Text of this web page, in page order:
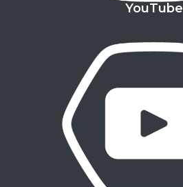
YouTube